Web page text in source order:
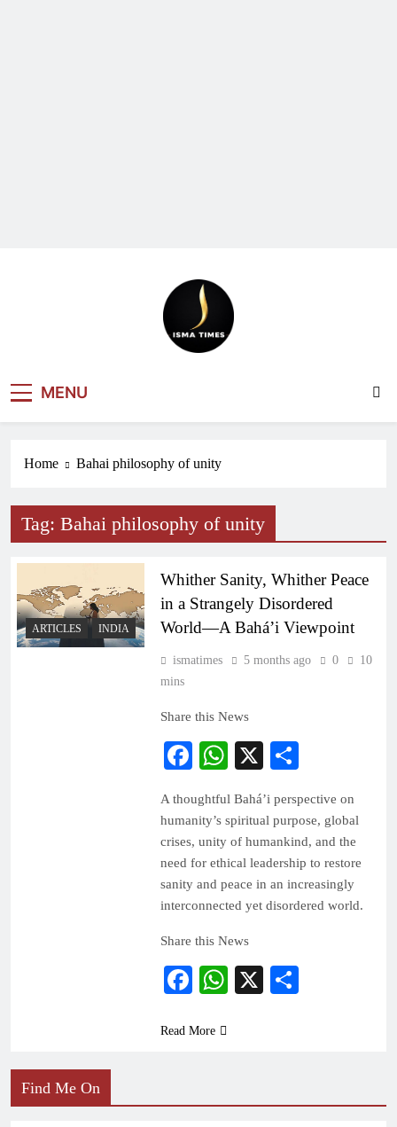
MENU
Home Bahai philosophy of unity
Tag: Bahai philosophy of unity
ARTICLES INDIA
Whither Sanity, Whither Peace
in a Strangely Disordered
World—A Bahá’i Viewpoint
ismatimes 5 months ago 0
10
mins
Share this News
Facebook
WhatsApp
X
A thoughtful Bahá’i perspective on
humanity’s spiritual purpose, global
crises, unity of humankind, and the
need for ethical leadership to restore
sanity and peace in an increasingly
interconnected yet disordered world.
Share this News
Facebook
WhatsApp
X
Read More
Find Me On